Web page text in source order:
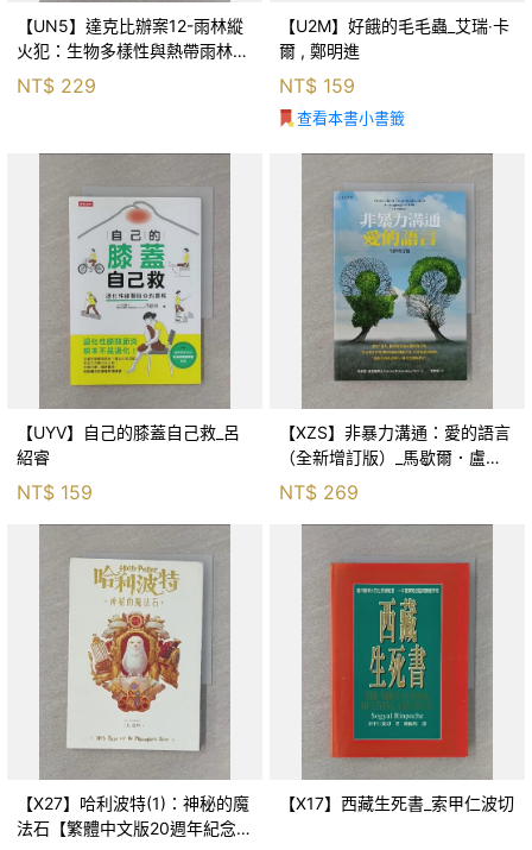
【UN5】達克比辦案12-雨林縱
火犯：生物多樣性與熱帶雨林生
態系_柯智元
NT$ 229
【U2M】好餓的毛毛蟲_艾瑞‧卡
爾 , 鄭明進
NT$ 159
查看本書小書籤
【UYV】自己的膝蓋自己救_呂
紹睿
NT$ 159
【XZS】非暴力溝通：愛的語言
（全新增訂版）_馬歇爾．盧森
堡, 蕭寶森
NT$ 269
【X27】哈利波特(1)：神秘的魔
法石【繁體中文版20週年紀念】
【X17】西藏生死書_索甲仁波切